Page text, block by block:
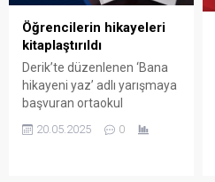
Öğrencilerin hikayeleri
kitaplaştırıldı
Derik’te düzenlenen ‘Bana
hikayeni yaz’ adlı yarışmaya
başvuran ortaokul
hikayesinden seçilen en iyi
20.05.2025 0